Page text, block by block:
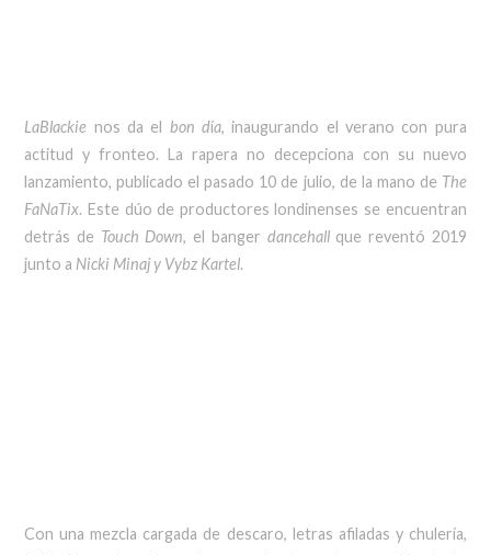
LaBlackie nos da el bon día, inaugurando el verano con pura
actitud y fronteo. La rapera no decepciona con su nuevo
lanzamiento, publicado el pasado 10 de julio, de la mano de The
FaNaTix. Este dúo de productores londinenses se encuentran
detrás de Touch Down, el banger dancehall que reventó 2019
junto a Nicki Minaj y Vybz Kartel.
Con una mezcla cargada de descaro, letras afiladas y chulería,